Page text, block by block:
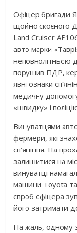
Офіцер бригади
щойно скоєного
Land Cruiser
авто марки
неповнолітньою
порушив ПДР,
явні ознаки
медичну
«швидку» і
Винуватцями
фермери, які
сп’яніння. На
залишитися на
винуватці
машини Toyota та
спроб офіцера
його затримати
На жаль, одному з